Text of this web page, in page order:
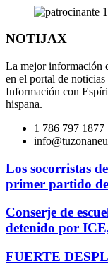
NOTIJAX
La mejor información
en el portal de
Información con
hispana.
1 786 797 1877
Los socorristas
primer partido
Conserje de
detenido por
FUERTE